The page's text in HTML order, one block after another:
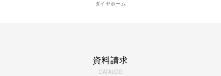
ダイヤホーム
資料請求
CATALOG